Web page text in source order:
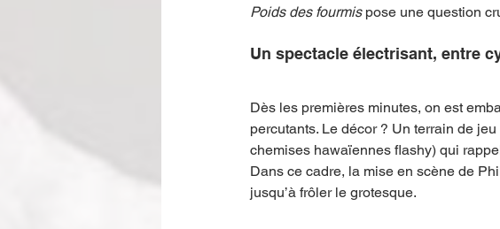
Poids des fourmis pose une question
Un spectacle électrisant, entre
Dès les premières minutes, on est
percutants. Le décor ? Un terrain de
chemises hawaïennes flashy) qui
Dans ce cadre, la mise en scène de
jusqu’à frôler le grotesque.